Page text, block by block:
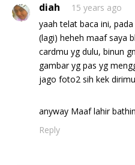
diah
15 years ago
yaah telat baca ini,
(lagi) heheh maaf saya
cardmu yg dulu, binun
gambar yg pas yg
jago foto2 sih kek
anyway Maaf lahir
Reply